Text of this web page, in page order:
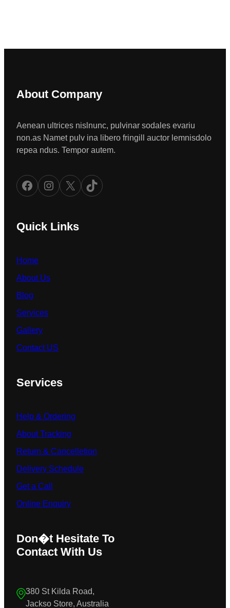
About Company
Aenean ultrices nislnunc, pulvinar sodales evariu
non.as Namet pulv ina libero fringill auctor lemnisdolo
repea ndus. Tempor autem.
Facebook Instagram X TikTok
Quick Links
Home
About Us
Blog
Services
Gallery
Contact US
Services
Help & Ordering
About Tracking
Return & Cancelletion
Delivery Schedule
Get a Call
Online Enquiry
Don�t Hesitate To
Contact With Us
380 St Kilda Road,
Jackso Store, Australia